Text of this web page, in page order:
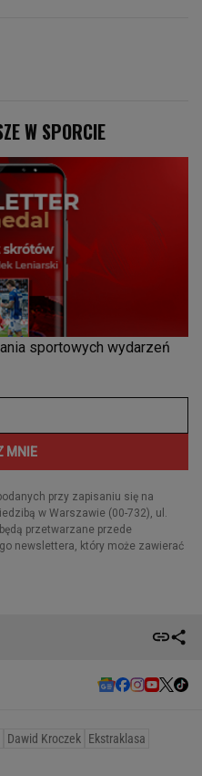
Dawid Kroczek Ekstraklasa